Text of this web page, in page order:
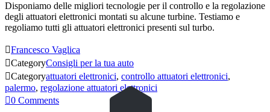
Disponiamo delle migliori tecnologie per il controllo e la regolazione
degli attuatori elettronici montati su alcune turbine. Testiamo e
regoliamo tutti gli attuatori elettronici presenti sul turbo.
Francesco Vaglica
CategoryConsigli per la tua auto
Categoryattuatori elettronici, controllo attuatori elettronici,
palermo, regolazione attuatori elettronici
0 Comments